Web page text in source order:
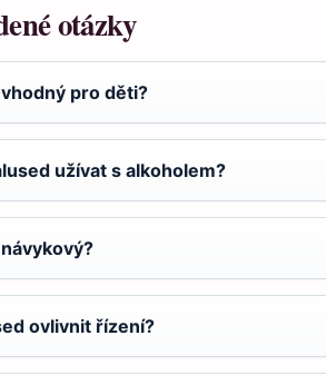
otázky
pro děti?
užívat s alkoholem?
ovlivnit řízení?